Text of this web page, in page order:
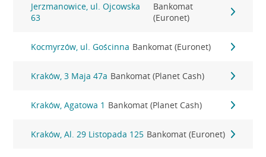
Jerzmanowice, ul. Ojcowska
63
Bankomat
(Euronet)
Kocmyrzów, ul. Gościnna Bankomat (Euronet)
Kraków, 3 Maja 47a Bankomat (Planet Cash)
Kraków, Agatowa 1 Bankomat (Planet Cash)
Kraków, Al. 29 Listopada 125 Bankomat (Euronet)